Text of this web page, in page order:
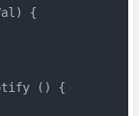
{
() {